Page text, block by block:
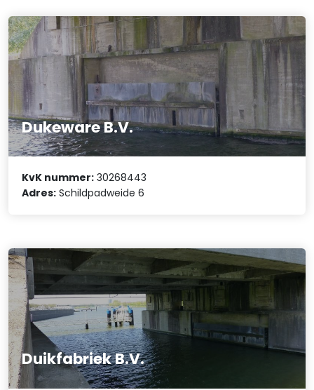
Dukeware B.V.
KvK nummer: 30268443
Adres: Schildpadweide 6
Duikfabriek B.V.